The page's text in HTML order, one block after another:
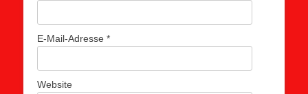
E-Mail-Adresse *
Website